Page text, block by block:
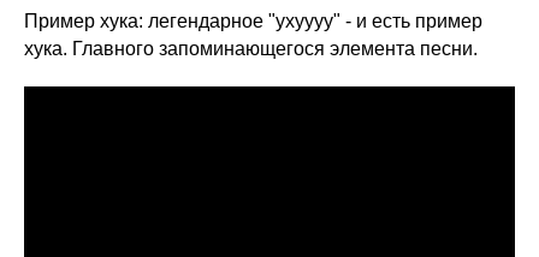
Пример хука: легендарное "ухуууу" - и есть пример
хука. Главного запоминающегося элемента песни.